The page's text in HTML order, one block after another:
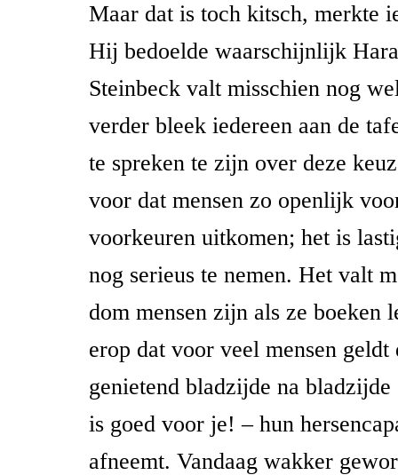
Maar dat is toch kitsch, merkte
Hij bedoelde waarschijnlijk
Steinbeck valt misschien nog
verder bleek iedereen aan de
te spreken te zijn over deze
voor dat mensen zo openlijk
voorkeuren uitkomen; het is
nog serieus te nemen. Het valt
dom mensen zijn als ze boeken
erop dat voor veel mensen geldt
genietend bladzijde na bladzijde
is goed voor je! – hun
afneemt. Vandaag wakker